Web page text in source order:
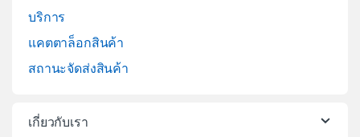
บริการ
แคตตาล็อกสินค้า
สถานะจัดส่งสินค้า
เกี่ยวกับเรา